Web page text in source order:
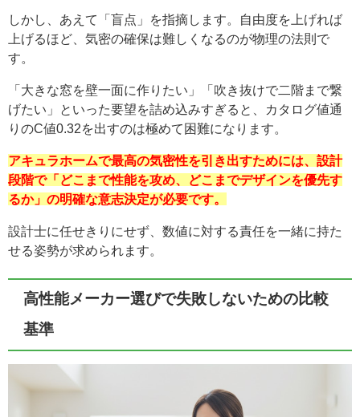
しかし、あえて「盲点」を指摘します。自由度を上げれば
上げるほど、気密の確保は難しくなるのが物理の法則で
す。
「大きな窓を壁一面に作りたい」「吹き抜けで二階まで繋
げたい」といった要望を詰め込みすぎると、カタログ値通
りのC値0.32を出すのは極めて困難になります。
アキュラホームで最高の気密性を引き出すためには、設計
段階で「どこまで性能を攻め、どこまでデザインを優先す
るか」の明確な意志決定が必要です。
設計士に任せきりにせず、数値に対する責任を一緒に持た
せる姿勢が求められます。
高性能メーカー選びで失敗しないための比較
基準